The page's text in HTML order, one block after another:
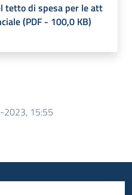
tetto di spesa per le att
(PDF - 100,0 KB)
15:55